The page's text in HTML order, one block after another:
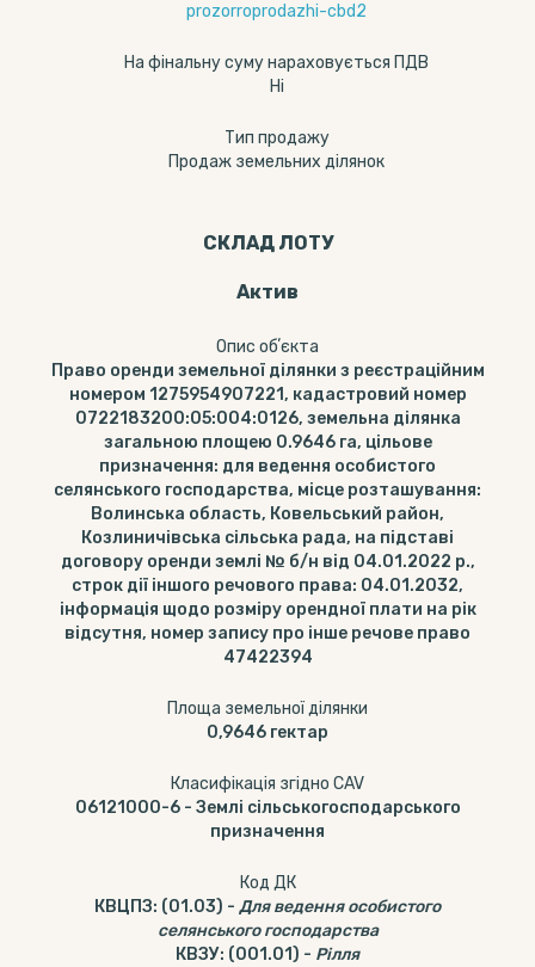
prozorroprodazhi-cbd2
На фінальну суму нараховується ПДВ
Ні
Тип продажу
Продаж земельних ділянок
СКЛАД ЛОТУ
Актив
Опис обʼєкта
Право оренди земельної ділянки з реєстраційним
номером 1275954907221, кадастровий номер
0722183200:05:004:0126, земельна ділянка
загальною площею 0.9646 га, цільове
призначення: для ведення особистого
селянського господарства, місце розташування:
Волинська область, Ковельський район,
Козлиничівська сільська рада, на підставі
договору оренди землі № б/н від 04.01.2022 р.,
строк дії іншого речового права: 04.01.2032,
інформація щодо розміру орендної плати на рік
відсутня, номер запису про інше речове право
47422394
Площа земельної ділянки
0,9646 гектар
Класифікація згідно CAV
06121000-6- Землі сільськогосподарського
призначення
Код ДК
КВЦПЗ: (01.03) - Для ведення особистого
селянського господарства
КВЗУ: (001.01) - Рілля